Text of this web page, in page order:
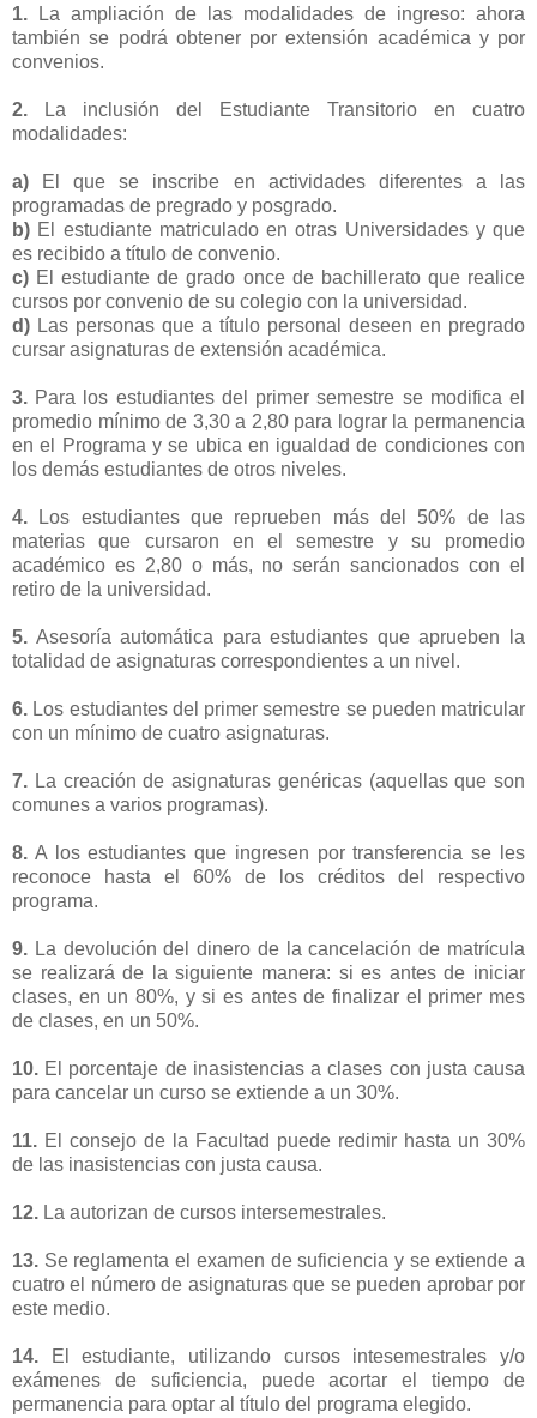
1. La ampliación de las modalidades de ingreso: ahora
también se podrá obtener por extensión académica y por
convenios.
2. La inclusión del Estudiante Transitorio en cuatro
modalidades:
a) El que se inscribe en actividades diferentes a las
programadas de pregrado y posgrado.
b) El estudiante matriculado en otras Universidades y que
es recibido a título de convenio.
c) El estudiante de grado once de bachillerato que realice
cursos por convenio de su colegio con la universidad.
d) Las personas que a título personal deseen en pregrado
cursar asignaturas de extensión académica.
3. Para los estudiantes del primer semestre se modifica el
promedio mínimo de 3,30 a 2,80 para lograr la permanencia
en el Programa y se ubica en igualdad de condiciones con
los demás estudiantes de otros niveles.
4. Los estudiantes que reprueben más del 50% de las
materias que cursaron en el semestre y su promedio
académico es 2,80 o más, no serán sancionados con el
retiro de la universidad.
5. Asesoría automática para estudiantes que aprueben la
totalidad de asignaturas correspondientes a un nivel.
6. Los estudiantes del primer semestre se pueden matricular
con un mínimo de cuatro asignaturas.
7. La creación de asignaturas genéricas (aquellas que son
comunes a varios programas).
8. A los estudiantes que ingresen por transferencia se les
reconoce hasta el 60% de los créditos del respectivo
programa.
9. La devolución del dinero de la cancelación de matrícula
se realizará de la siguiente manera: si es antes de iniciar
clases, en un 80%, y si es antes de finalizar el primer mes
de clases, en un 50%.
10. El porcentaje de inasistencias a clases con justa causa
para cancelar un curso se extiende a un 30%.
11. El consejo de la Facultad puede redimir hasta un 30%
de las inasistencias con justa causa.
12. La autorizan de cursos intersemestrales.
13. Se reglamenta el examen de suficiencia y se extiende a
cuatro el número de asignaturas que se pueden aprobar por
este medio.
14. El estudiante, utilizando cursos intesemestrales y/o
exámenes de suficiencia, puede acortar el tiempo de
permanencia para optar al título del programa elegido.